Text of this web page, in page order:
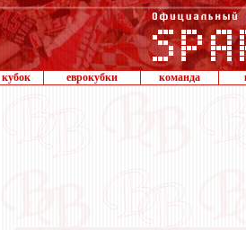
кубок еврокубки команда